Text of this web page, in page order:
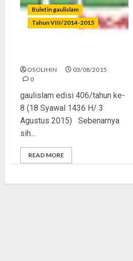
Buletin gaulislam
Tahun VIII/2014-2015
OSOLIHIN
03/08/2015
0
gaulislam edisi 406/tahun ke-
8 (18 Syawal 1436 H/ 3
Agustus 2015) Sebenarnya
sih...
READ MORE